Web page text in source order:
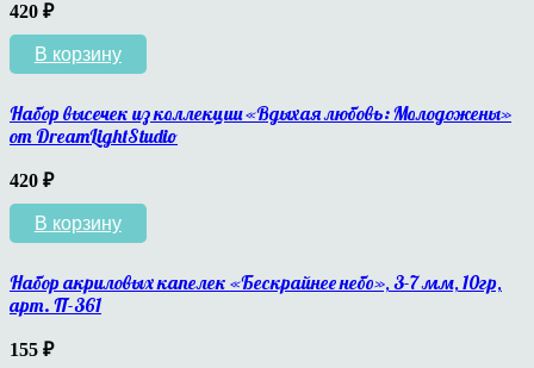
420 ₽
В корзину
Набор высечек из коллекции «Вдыхая любовь: Молодожены»
от DreamLightStudio
420 ₽
В корзину
Набор акриловых капелек «Бескрайнее небо», 3-7 мм, 10гр,
арт. П-361
155 ₽